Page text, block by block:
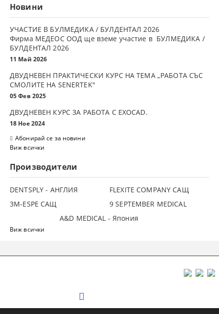
Новини
УЧАСТИЕ В БУЛМЕДИКА / БУЛДЕНТАЛ 2026
Фирма МЕДЕОС ООД ще вземе участие в БУЛМЕДИКА /
БУЛДЕНТАЛ 2026
11 Май 2026
ДВУДНЕВЕН ПРАКТИЧЕСКИ КУРС НА ТЕМА „РАБОТА СЪС
СМОЛИТЕ НА SENERTEK"
05 Фев 2025
ДВУДНЕВЕН КУРС ЗА РАБОТА С ЕXOCAD.
18 Ное 2024
Абонирай се за новини
Виж всички
Производители
DENTSPLY - АНГЛИЯ
FLEXITE COMPANY САЩ
3М-ESPE САЩ
9 SEPTEMBER MEDICAL
A&D MEDICAL - Япония
Виж всички